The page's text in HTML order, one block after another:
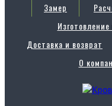
Замер
Доставка и возврат
О